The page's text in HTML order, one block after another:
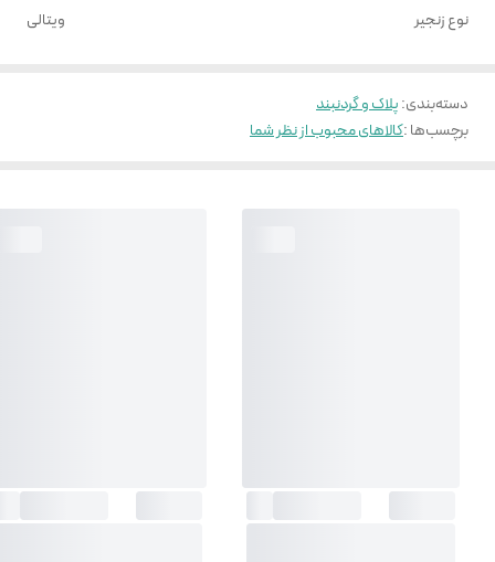
نوع زنجیر ویتالی
دسته‌بندی:پلاک و گردنبند
برچسب‌ها :کالاهای محبوب از نظر شما